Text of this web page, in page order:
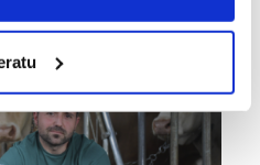
actively scanning it for
(fingerprinting)
personal data is processed
thedetails section .